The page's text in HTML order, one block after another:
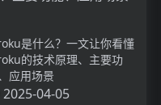
是什么？一文让你看懂
的技术原理、主要功
应用场景
2025-04-05